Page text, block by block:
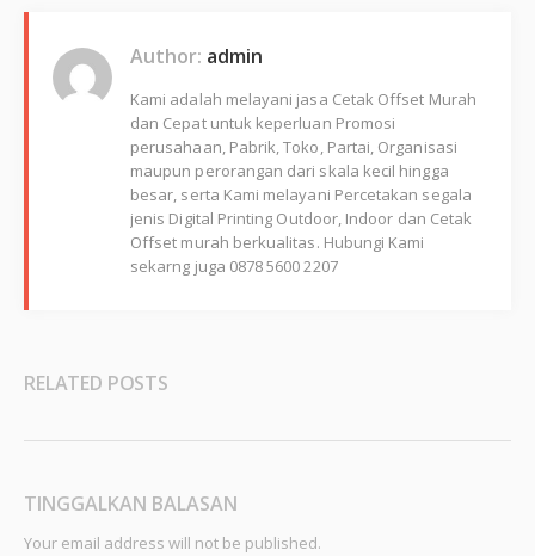
Author: admin
Kami adalah melayani jasa Cetak Offset Murah
dan Cepat untuk keperluan Promosi
perusahaan, Pabrik, Toko, Partai, Organisasi
maupun perorangan dari skala kecil hingga
besar, serta Kami melayani Percetakan segala
jenis Digital Printing Outdoor, Indoor dan Cetak
Offset murah berkualitas. Hubungi Kami
sekarng juga 0878 5600 2207
RELATED POSTS
TINGGALKAN BALASAN
Your email address will not be published.